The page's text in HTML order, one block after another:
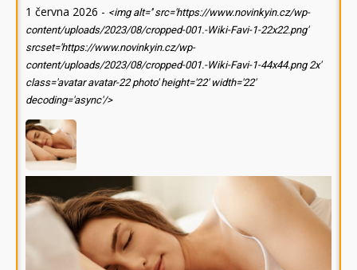
1 června 2026 - <img alt='' src='https://www.novinkyin.cz/wp-
content/uploads/2023/08/cropped-001.-Wiki-Favi-1-22x22.png'
srcset='https://www.novinkyin.cz/wp-
content/uploads/2023/08/cropped-001.-Wiki-Favi-1-44x44.png 2x'
class='avatar avatar-22 photo' height='22' width='22'
decoding='async'/>